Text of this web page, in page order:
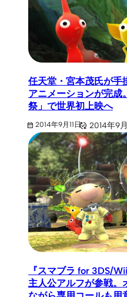
任天堂・宮本茂氏が手
アニメーションが完成
祭」で世界初上映へ
2014年9月11日 2014年9月
『スマブラ for 3DS/
主人公アルフが参戦。